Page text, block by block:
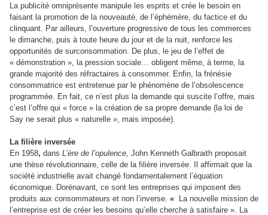
La publicité omniprésente manipule les esprits et crée le besoin en
faisant la promotion de la nouveauté, de l’éphémère, du factice et du
clinquant. Par ailleurs, l’ouverture progressive de tous les commerces
le dimanche, puis à toute heure du jour et de la nuit, renforce les
opportunités de surconsommation. De plus, le jeu de l’effet de
« démonstration », la pression sociale… obligent même, à terme, la
grande majorité des réfractaires à consommer. Enfin, la frénésie
consommatrice est entretenue par le phénomène de l’obsolescence
programmée. En fait, ce n’est plus la demande qui suscite l’offre, mais
c’est l’offre qui « force » la création de sa propre demande (la loi de
Say ne serait plus « naturelle », mais imposée).
La filière inversée
En 1958, dans L’ère de l’opulence, John Kenneth Galbraith proposait
une thèse révolutionnaire, celle de la filière inversée. Il affirmait que la
société industrielle avait changé fondamentalement l’équation
économique. Dorénavant, ce sont les entreprises qui imposent des
produits aux consommateurs et non l’inverse. « La nouvelle mission de
l’entreprise est de créer les besoins qu’elle cherche à satisfaire ». La